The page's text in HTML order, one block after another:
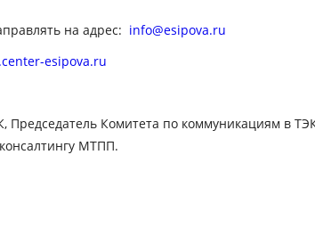
на адрес: info@esipova.ru
esipova.ru
Председатель Комитета по коммуникациям в
МТПП.